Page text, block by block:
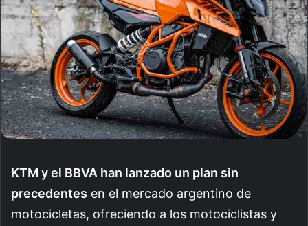
KTM y el BBVA han lanzado un plan sin
precedentes en el mercado argentino de
motocicletas, ofreciendo a los motociclistas y